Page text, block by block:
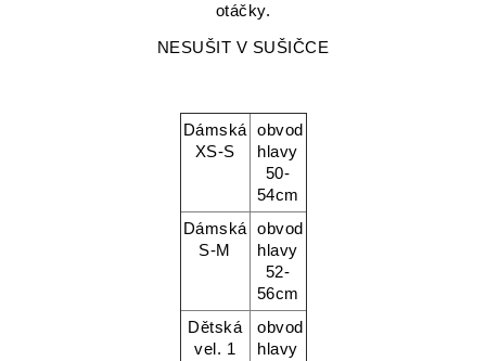
otáčky.
NESUŠIT V SUŠIČCE
Dámská
XS-S
obvod
hlavy
50-
54cm
Dámská
S-M
obvod
hlavy
52-
56cm
Dětská
vel. 1
obvod
hlavy